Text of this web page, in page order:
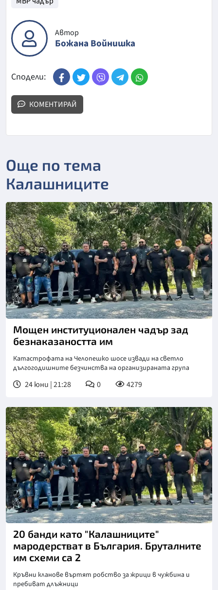
Автор
Божана Войнишка
Сподели:
КОМЕНТИРАЙ
Още по тема
Калашниците
Мощен институционален чадър зад
безнаказаността им
Катастрофата на Челопешко шосе извади на светло
дългогодишните безчинства на организираната група
24 юни | 21:28 0 4279
20 банди като "Калашниците"
мародерстват в България. Бруталните
им схеми са 2
Кръвни кланове въртят робство за жрици в чужбина и
пребиват длъжници